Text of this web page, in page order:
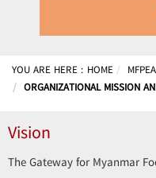
YOU ARE HERE : HOME MFPEA
ORGANIZATIONAL MISSION
Vision
The Gateway for Myanmar